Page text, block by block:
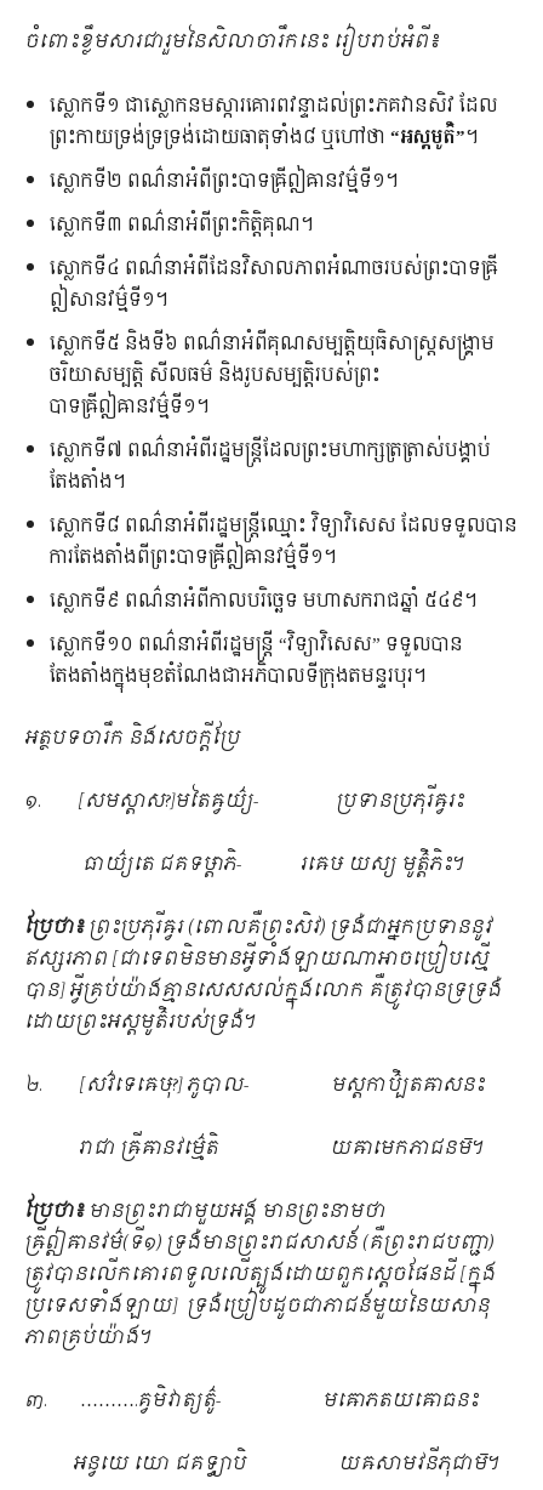
ចំពោះខ្លឹមសារជារួមនៃសិលាចារឹកនេះ រៀបរាប់អំពី៖
ស្លោកទី១ ជាស្លោកនមស្ការគោរពវន្ទាដល់ព្រះភគវានសិវ ដែល
ព្រះកាយទ្រង់ទ្រទ្រង់ដោយធាតុទាំង៨ ឬហៅថា “អស្តមូត៌ិ”។
ស្លោកទី២ ពណ៌នាអំពីព្រះបាទឝ្រីឦឝានវម៌្មទី១។
ស្លោកទី៣ ពណ៌នាអំពីព្រះកិត្តិគុណ។
ស្លោកទី៤ ពណ៌នាអំពីដែនវិសាលភាពអំណាចរបស់ព្រះបាទឝ្រី
ឦសានវម៌្មទី១។
ស្លោកទី៥ និងទី៦ ពណ៌នាអំពីគុណសម្បត្តិយុធិសាស្រ្តសង្រ្គាម
ចរិយាសម្បត្តិ សីលធម៌ និងរូបសម្បត្តិរបស់ព្រះ
បាទឝ្រីឦឝានវម៌្មទី១។
ស្លោកទី៧ ពណ៌នាអំពីរដ្ឋមន្រ្តីដែលព្រះមហាក្សត្រត្រាស់បង្គាប់
តែងតាំង។
ស្លោកទី៨ ពណ៌នាអំពីរដ្ឋមន្រ្តីឈ្មោះ វិទ្យាវិសេស ដែលទទួលបាន
ការតែងតាំងពីព្រះបាទឝ្រីឦឝានវម៌្មទី១។
ស្លោកទី៩ ពណ៌នាអំពីកាលបរិច្ឆេទ មហាសករាជឆ្នាំ ៥៤៩។
ស្លោកទី១០ ពណ៌នាអំពីរដ្ឋមន្ត្រី “វិទ្យាវិសេស” ទទួលបាន
តែងតាំងក្នុងមុខតំណែងជាអភិបាលទីក្រុងតមន្ទរបុរ។
អត្ថបទចារឹក និងសេចក្តីប្រែ
១. [សមស្តាស?]មតៃឝ្វយ៌្យ- ប្រទានប្រភុរីឝ្វរះ
ធាយ៌្យតេ ជគទឞ្ដាភិ- រឝេឞ យស្យ មូត៌ិ្តភិះ។
ប្រែថា៖ព្រះប្រភុរីឝ្វរ (ពោលគឺព្រះសិវ) ទ្រង់ជាអ្នកប្រទាននូវ
ឥស្សរភាព [ជាទេពមិនមានអ្វីទាំងឡាយណាអាចប្រៀបស្មើ
បាន] អ្វីគ្រប់យ៉ាងគ្មានសេសសល់ក្នុងលោក គឺត្រូវបានទ្រទ្រង់
ដោយព្រះអស្ដមូត៌ិរបស់ទ្រង់។
២. [សវ៌ទេឝេឞុ?] ភូបាល- មស្តកាប៌ិ្បតឝាសនះ
រាជា ឝ្រីឝានវម៌្មេតិ យឝាមេកភាជនម៑។
ប្រែថា៖មានព្រះរាជាមួយអង្គ មានព្រះនាមថា
ឝ្រីឦឝានវម៌(ទី១) ទ្រង់មានព្រះរាជសាសន៍ (គឺព្រះរាជបញ្ជា)
ត្រូវបានលើកគោរពទូលលើត្បូងដោយពួកស្ដេចផែនដី [ក្នុង
ប្រទេសទាំងឡាយ] ទ្រង់ប្រៀបដូចជាភាជន៍មួយនៃយសានុ
ភាពគ្រប់យ៉ាង។
៣. ……….គ្វមិវាត្យត៌ូ- មឝោភតយឝោធនះ
អន្វយេ យោ ជគទ្ធ្យាបិ យឝសាមវនីភុជាម៑។